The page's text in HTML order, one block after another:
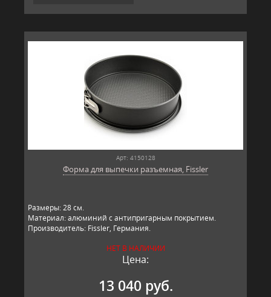
Арт: 4150128
Форма для выпечки разъемная, Fissler
Размеры: 28 см.
Материал: алюминий с антипригарным покрытием.
Производитель: Fissler, Германия.
НЕТ В НАЛИЧИИ
Цена:
13 040 руб.